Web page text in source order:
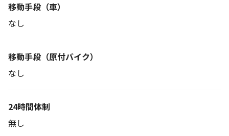
移動手段（車）
なし
移動手段 （原付バイク）
なし
24時間体制
無し